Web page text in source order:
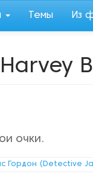
Темы Из
очки.
Гордон (Detective